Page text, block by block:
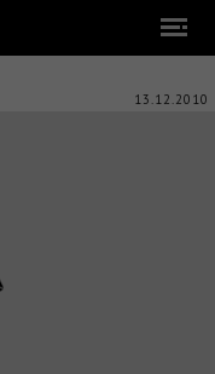
13.12.2010